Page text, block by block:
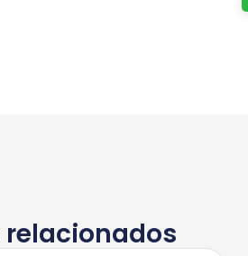
relacionados